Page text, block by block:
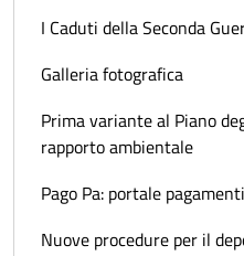
I Caduti della Seconda
Galleria fotografica
Prima variante al Piano
rapporto ambientale
Pago Pa: portale
Nuove procedure per il